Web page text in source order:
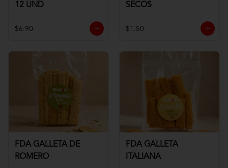
12 UND
$6.90
SECOS
$1.50
FDA GALLETA DE
ROMERO
FDA GALLETA
ITALIANA